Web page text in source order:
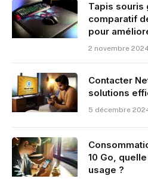
Tapis souris
comparatif
pour
2 novembre
Contacter
solutions
5 décembre
10 Go,
usage ?